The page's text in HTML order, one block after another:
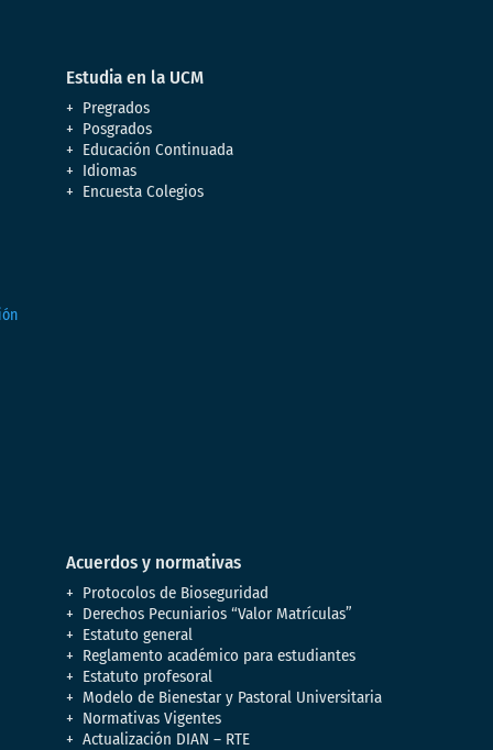
Estudia en la UCM
Pregrados
Posgrados
Educación Continuada
Idiomas
Encuesta Colegios
Acuerdos y normativas
Protocolos de Bioseguridad
Derechos Pecuniarios “Valor Matrículas”
Estatuto general
Reglamento académico para estudiantes
Estatuto profesoral
Modelo de Bienestar y Pastoral Universitaria
Normativas Vigentes
Actualización DIAN – RTE